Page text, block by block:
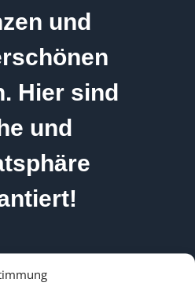
und
Hier sind
und